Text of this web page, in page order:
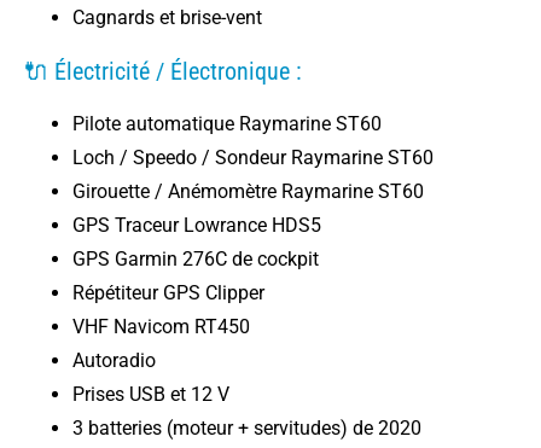
Cagnards et brise-vent
🔌 Électricité / Électronique :
Pilote automatique Raymarine ST60
Loch / Speedo / Sondeur Raymarine ST60
Girouette / Anémomètre Raymarine ST60
GPS Traceur Lowrance HDS5
GPS Garmin 276C de cockpit
Répétiteur GPS Clipper
VHF Navicom RT450
Autoradio
Prises USB et 12 V
3 batteries (moteur + servitudes) de 2020